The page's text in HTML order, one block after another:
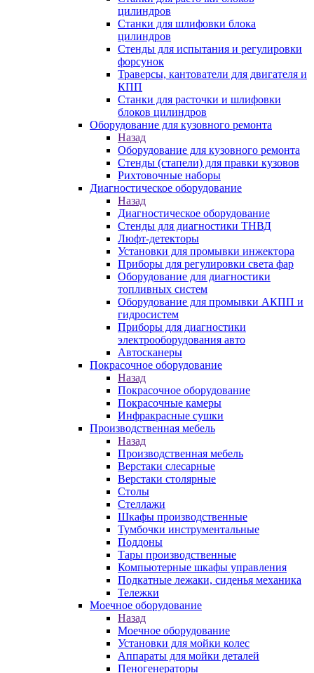
цилиндров
Станки для шлифовки блока
цилиндров
Стенды для испытания и регулировки
форсунок
Траверсы, кантователи для двигателя и
КПП
Станки для расточки и шлифовки
блоков цилиндров
Оборудование для кузовного ремонта
Назад
Оборудование для кузовного ремонта
Стенды (стапели) для правки кузовов
Рихтовочные наборы
Диагностическое оборудование
Назад
Диагностическое оборудование
Стенды для диагностики ТНВД
Люфт-детекторы
Установки для промывки инжектора
Приборы для регулировки света фар
Оборудование для диагностики
топливных систем
Оборудование для промывки АКПП и
гидросистем
Приборы для диагностики
электрооборудования авто
Автосканеры
Покрасочное оборудование
Назад
Покрасочное оборудование
Покрасочные камеры
Инфракрасные сушки
Производственная мебель
Назад
Производственная мебель
Верстаки слесарные
Верстаки столярные
Столы
Стеллажи
Шкафы производственные
Тумбочки инструментальные
Поддоны
Тары производственные
Компьютерные шкафы управления
Подкатные лежаки, сиденья механика
Тележки
Моечное оборудование
Назад
Моечное оборудование
Установки для мойки колес
Аппараты для мойки деталей
Пеногенераторы